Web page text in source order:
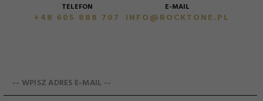
TELEFON
+48 605 888 707
E-MAIL
INFO@ROCKTONE.PL
-- WPISZ ADRES E-MAIL --